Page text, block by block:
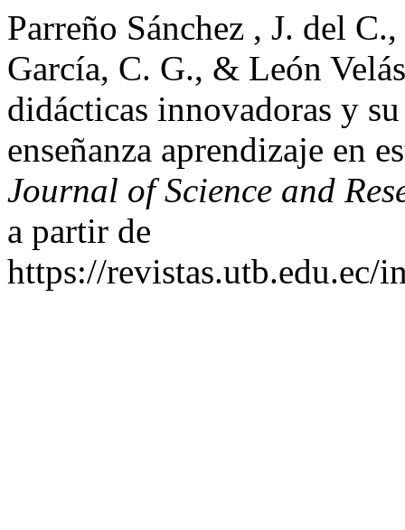
Parreño Sánchez , J. del
García, C. G., & León
didácticas innovadoras y
enseñanza aprendizaje en
Journal of Science and
a partir de
https://revistas.utb.edu.ec/